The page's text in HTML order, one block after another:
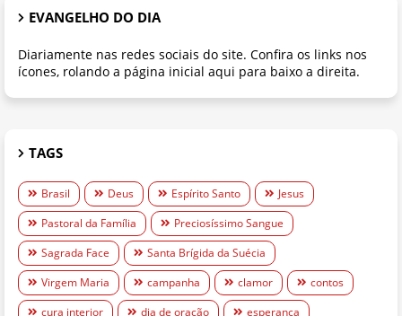
EVANGELHO DO DIA
Diariamente nas redes sociais do site. Confira os links nos
ícones, rolando a página inicial aqui para baixo a direita.
TAGS
Brasil Deus Espírito Santo
Jesus
Pastoral da Família
Preciosíssimo Sangue
Sagrada Face
Santa Brígida da Suécia
Virgem Maria
campanha clamor
contos
cura interior
dia de oração
esperança